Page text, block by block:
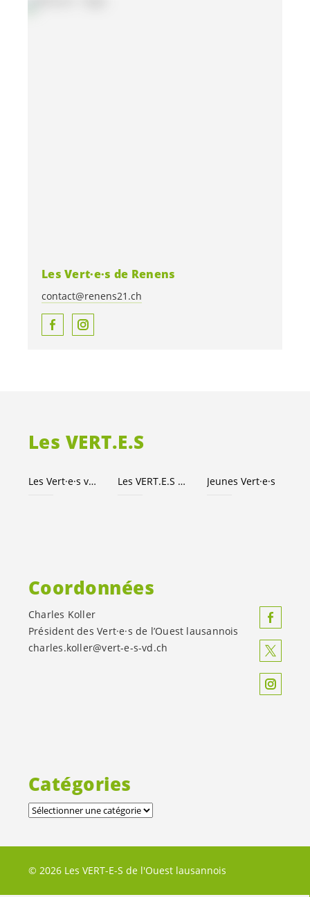
LesVert·e·s de Renens
contact@renens21.ch
Les VERT.E.S
Les Vert·e·s vaudois·es Les VERT.E.S Jeunes Vert·e·s
Coordonnées
Charles Koller
Président desVert·e·s de l’Ouest lausannois
charles.koller@vert-e-s-vd.ch
Catégories
© 2026 Les VERT-E-S de l'Ouest lausannois